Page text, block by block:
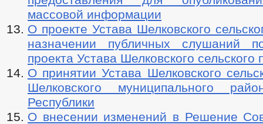
массовой информации
О проекте Устава Шелковского
назначении публичных слушаний
проекта Устава Шелковского сельского
О принятии Устава Шелковского
Шелковского муниципального
Республики
О внесении изменений в Решение